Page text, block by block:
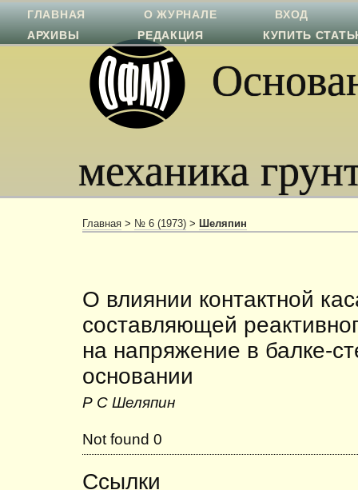
механика
ГЛАВНАЯ О ЖУРНАЛЕ
ВХОД
АРХИВЫ
РЕДАКЦИЯ КУПИТЬ
Главная > № 6 (1973) > Шеляпин
О влиянии контактной
составляю­щей
на напряжение в балке-
основании
Р С Шеляпин
Not found 0
Ссылки